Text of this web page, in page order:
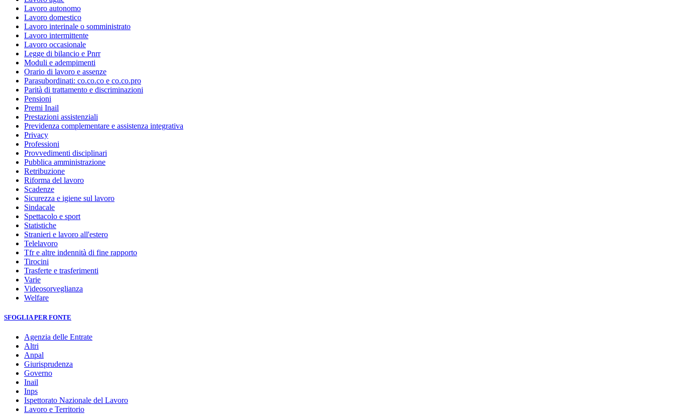
Lavoro autonomo
Lavoro domestico
Lavoro interinale o somministrato
Lavoro intermittente
Lavoro occasionale
Legge di bilancio e Pnrr
Moduli e adempimenti
Orario di lavoro e assenze
Parasubordinati: co.co.co e co.co.pro
Parità di trattamento e discriminazioni
Pensioni
Premi Inail
Prestazioni assistenziali
Previdenza complementare e assistenza integrativa
Privacy
Professioni
Provvedimenti disciplinari
Pubblica amministrazione
Retribuzione
Riforma del lavoro
Scadenze
Sicurezza e igiene sul lavoro
Sindacale
Spettacolo e sport
Statistiche
Stranieri e lavoro all'estero
Telelavoro
Tfr e altre indennità di fine rapporto
Tirocini
Trasferte e trasferimenti
Varie
Videosorveglianza
Welfare
SFOGLIA PER FONTE
Agenzia delle Entrate
Altri
Anpal
Giurisprudenza
Governo
Inail
Inps
Ispettorato Nazionale del Lavoro
Lavoro e Territorio